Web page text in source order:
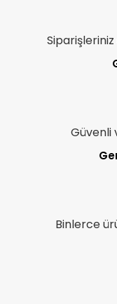
Siparişleriniz
Güvenli
Binlerce